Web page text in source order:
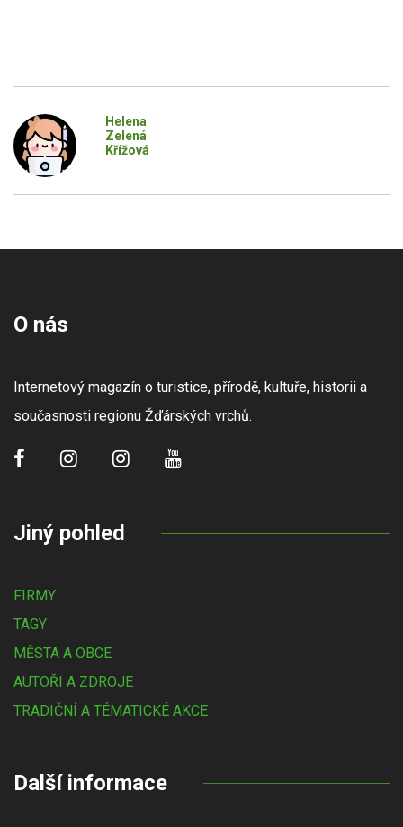
Helena
Zelená
Křížová
O nás
Internetový magazín o turistice, přírodě, kultuře, historii a
současnosti regionu Žďárských vrchů.
Jiný pohled
FIRMY
TAGY
MĚSTA A OBCE
AUTOŘI A ZDROJE
TRADIČNÍ A TÉMATICKÉ AKCE
Další informace